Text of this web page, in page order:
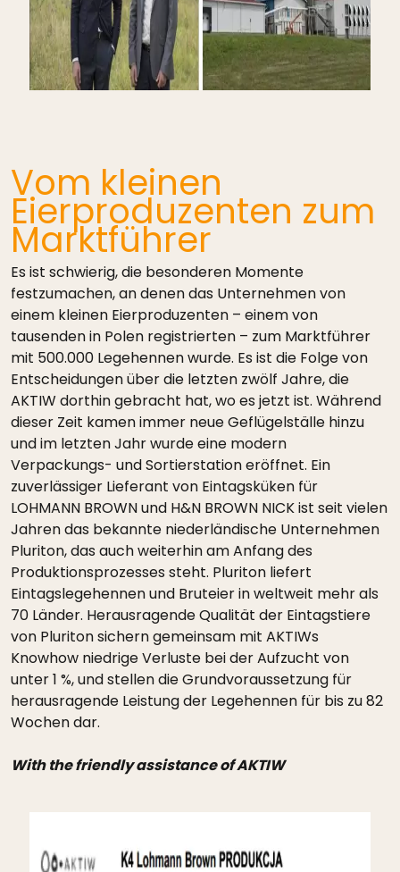
Vom kleinen
Eierproduzenten zum
Marktführer
Es ist schwierig, die besonderen Momente
festzumachen, an denen das Unternehmen von
einem kleinen Eierproduzenten – einem von
tausenden in Polen registrierten – zum Marktführer
mit 500.000 Legehennen wurde. Es ist die Folge von
Entscheidungen über die letzten zwölf Jahre, die
AKTIW dorthin gebracht hat, wo es jetzt ist. Während
dieser Zeit kamen immer neue Geflügelställe hinzu
und im letzten Jahr wurde eine modern
Verpackungs- und Sortierstation eröffnet. Ein
zuverlässiger Lieferant von Eintagsküken für
LOHMANN BROWN und H&N BROWN NICK ist seit vielen
Jahren das bekannte niederländische Unternehmen
Pluriton, das auch weiterhin am Anfang des
Produktionsprozesses steht. Pluriton liefert
Eintagslegehennen und Bruteier in weltweit mehr als
70 Länder. Herausragende Qualität der Eintagstiere
von Pluriton sichern gemeinsam mit AKTIWs
Knowhow niedrige Verluste bei der Aufzucht von
unter 1 %, und stellen die Grundvoraussetzung für
herausragende Leistung der Legehennen für bis zu 82
Wochen dar.
With the friendly assistance of AKTIW